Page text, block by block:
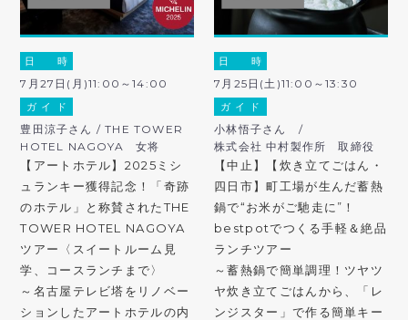
日 時
7月27日(月)11:00～14:00
ガ イ ド
豊田涼子さん / THE TOWER
HOTEL NAGOYA 女将
【アートホテル】2025ミシ
ュランキー獲得記念！「奇跡
のホテル」と称賛されたTHE
TOWER HOTEL NAGOYA
ツアー〈スイートルーム見
学、コースランチまで〉
～名古屋テレビ塔をリノベー
ションしたアートホテルの内
日 時
7月25日(土)11:00～13:30
ガ イ ド
小林悟子さん /
株式会社 中村製作所 取締役
【中止】【炊き立てごはん・
四日市】町工場が生んだ蓄熱
鍋で“お米がご馳走に”！
bestpotでつくる手軽＆絶品
ランチツアー
～蓄熱鍋で簡単調理！ツヤツ
ヤ炊き立てごはんから、「レ
ンジスター」で作る簡単キー